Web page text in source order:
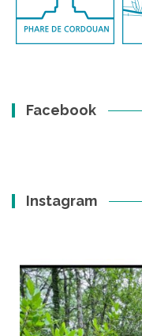
Facebook
Instagram